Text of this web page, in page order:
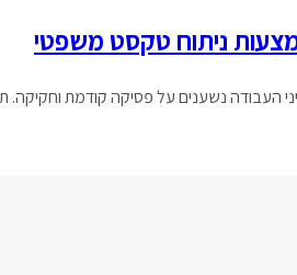
ניתוח טקסט משפטי
העבודה נשענים על פסיקה קודמת